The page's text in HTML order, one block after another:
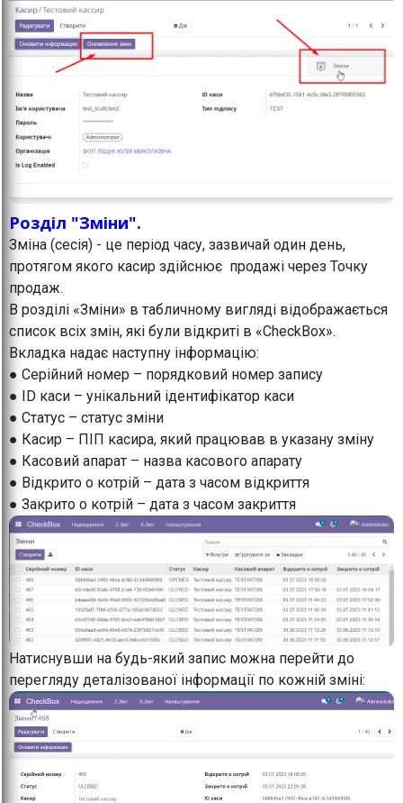
Розділ "Зміни".
Зміна (сесія) - це період часу, зазвичай один день,
протягом якого касир здійснює продажі через Точку
продаж.
В розділі «Зміни» в табличному вигляді відображається
список всіх змін, які були відкриті в «CheckBox».
Вкладка надає наступну інформацію:
● Серійний номер – порядковий номер запису
● ID каси – унікальний ідентифікатор каси
● Статус – статус зміни
● Касир – ПІП касира, який працював в указану зміну
● Касовий апарат – назва касового апарату
● Відкрито о котрій – дата з часом відкриття
● Закрито о котрій – дата з часом закриття
Натиснувши на будь-який запис можна перейти до
перегляду деталізованої інформації по кожній зміні: